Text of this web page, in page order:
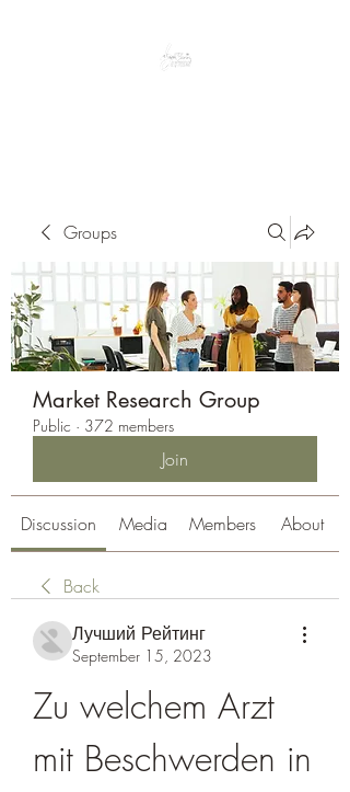
Groups
Market Research Group
Public · 372 members
Join
Discussion Media Members About
Back
Лучший Рейтинг
September 15, 2023
Zu welchem ​​Arzt
mit Beschwerden in